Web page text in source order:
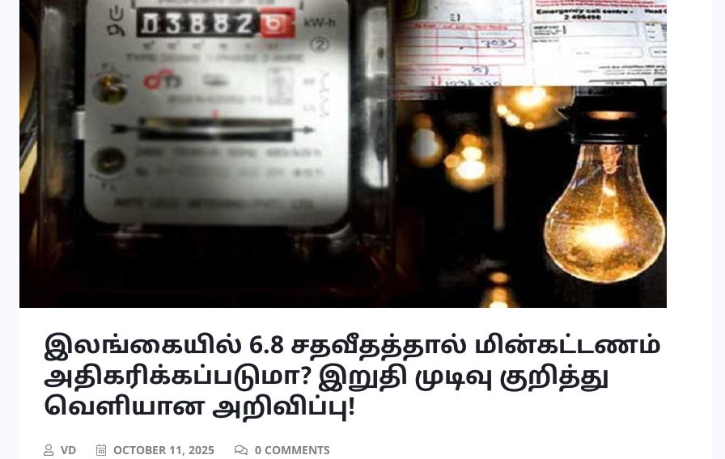
இலங்கையில் 6.8 சதவீதத்தால் மின்கட்டணம்
அதிகரிக்கப்படுமா? இறுதி முடிவு குறித்து
வெளியான அறிவிப்பு!
VD OCTOBER 11, 2025 0 COMMENTS